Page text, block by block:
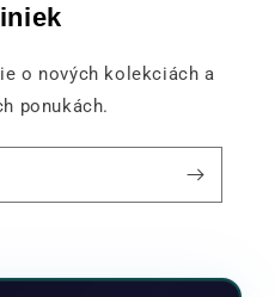
o nových kolekciách a
ponukách.